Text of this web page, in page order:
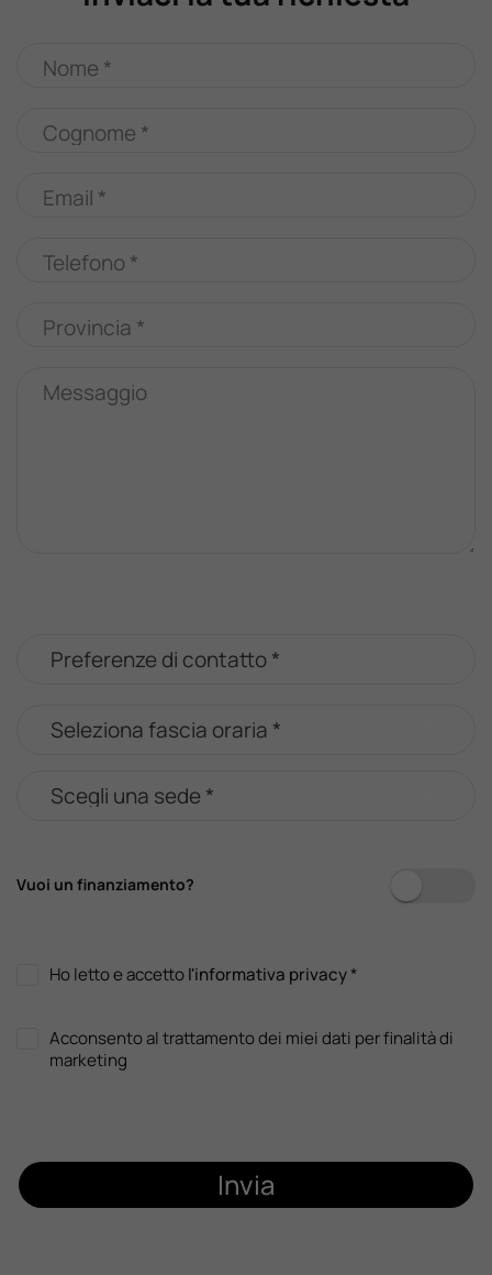
Nome *
Cognome *
Email *
Telefono *
Provincia *
Messaggio
Vuoi un finanziamento?
Ho letto e accettol'informativa privacy*
Acconsento al trattamento dei miei dati per finalità di
marketing
Invia